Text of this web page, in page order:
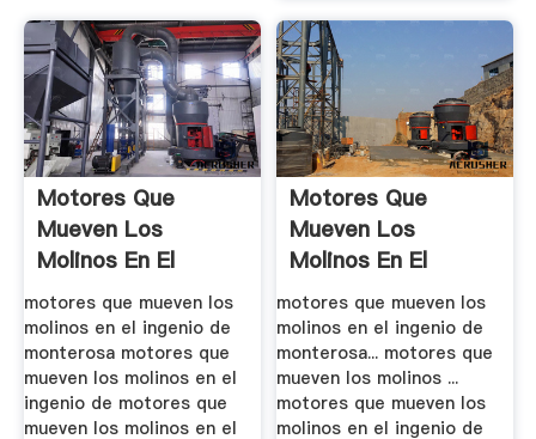
Motores Que
Mueven Los
Molinos En El
Ingenio De .
motores que mueven los
molinos en el ingenio de
monterosa motores que
mueven los molinos en el
ingenio de motores que
mueven los molinos en el
Motores Que
Mueven Los
Molinos En El
Ingenio De .
motores que mueven los
molinos en el ingenio de
monterosa... motores que
mueven los molinos ...
motores que mueven los
molinos en el ingenio de